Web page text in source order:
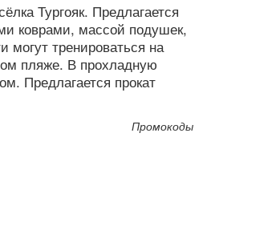
Тургояк. Предлагается
коврами, массой подушек,
могут тренироваться на
пляже. В прохладную
Предлагается прокат
Промокоды